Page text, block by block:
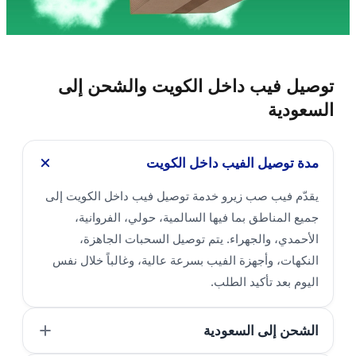
توصيل فيب داخل الكويت والشحن إلى
السعودية
مدة توصيل الفيب داخل الكويت
يقدّم فيب صب زيرو خدمة توصيل فيب داخل الكويت إلى
جميع المناطق بما فيها السالمية، حولي، الفروانية،
الأحمدي، والجهراء. يتم توصيل السحبات الجاهزة،
النكهات، وأجهزة الفيب بسرعة عالية، وغالباً خلال نفس
اليوم بعد تأكيد الطلب.
الشحن إلى السعودية